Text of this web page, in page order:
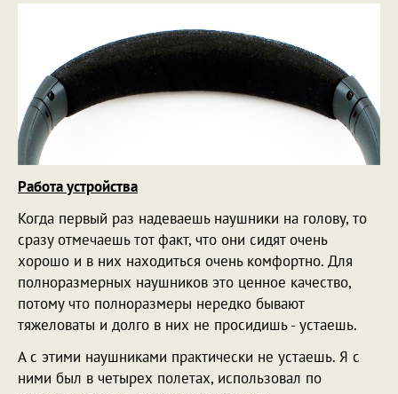
Работа устройства
Когда первый раз надеваешь наушники на голову, то
сразу отмечаешь тот факт, что они сидят очень
хорошо и в них находиться очень комфортно. Для
полноразмерных наушников это ценное качество,
потому что полноразмеры нередко бывают
тяжеловаты и долго в них не просидишь - устаешь.
А с этими наушниками практически не устаешь. Я с
ними был в четырех полетах, использовал по